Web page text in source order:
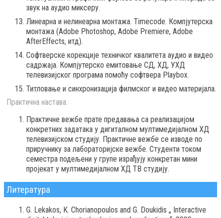
звук на аудио миксеру.
Линеарна и нелинеарна монтажа. Timecode. Компјутерска
монтажа (Adobe Photoshop, Adobe Premiere, Adobe
AfterEffects, итд).
Софтверске корекције техничког квалитета аудио и видео
садржаја. Компјутерско емитовање СД, ХД, УХД
телевизијског програма помоћу софтвера Playbox.
Титловање и синхронизација филмског и видео материјала.
Практична настава:
Практичне вежбе прате предавања са реализацијом
конкретних задатака у дигиталном мултимедијалном ХД
телевизијском студију. Практичне вежбе се изводе по
приручнику за лабораторијске вежбе. Студенти током
семестра подељени у групе израђују конкретан мини
пројекат у мултимедијалном ХД ТВ студију.
Литература
G. Lekakos, K. Chorianopoulos and G. Doukidis „ Interactive